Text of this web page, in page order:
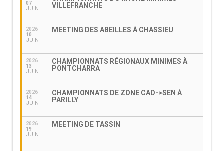
07
JUIN
VILLEFRANCHE
2026
10
JUIN
MEETING DES ABEILLES À CHASSIEU
2026
13
JUIN
CHAMPIONNATS RÉGIONAUX MINIMES À
PONTCHARRA
2026
14
JUIN
CHAMPIONNATS DE ZONE CAD->SEN À
PARILLY
2026
19
JUIN
MEETING DE TASSIN